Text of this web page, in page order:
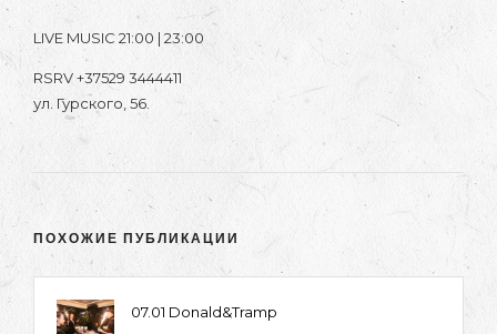
LIVE MUSIC 21:00 | 23:00
RSRV +37529 3444411
ул. Гурского, 56.
ПОХОЖИЕ ПУБЛИКАЦИИ
07.01 Donald&Tramp